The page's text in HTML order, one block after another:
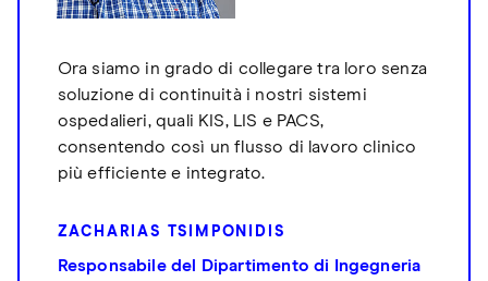
Ora siamo in grado di collegare tra loro senza
soluzione di continuità i nostri sistemi
ospedalieri, quali KIS, LIS e PACS,
consentendo così un flusso di lavoro clinico
più efficiente e integrato.
ZACHARIAS TSIMPONIDIS
Responsabile del Dipartimento di Ingegneria